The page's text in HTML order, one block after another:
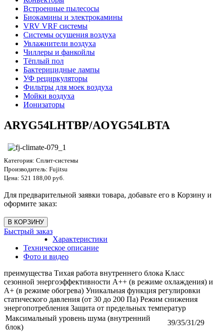
Встроенные пылесосы
Биокамины и электрокамины
VRV VRF системы
Системы осушения воздуха
Увлажнители воздуха
Чиллеры и фанкойлы
Тёплый пол
Бактерицидные лампы
УФ рециркуляторы
Фильтры для моек воздуха
Мойки воздуха
Ионизаторы
ARYG54LHTBP/AOYG54LBTA
Категория: Сплит-системы
Производитель: Fujitsu
Цена: 521 188,00 руб.
Для предварительной заявки товара, добавьте его в Корзину и
оформите заказ:
Быстрый заказ
Характеристики
Техническое описание
Фото и видео
преимущества Тихая работа внутреннего блока Класс
сезонной энергоэффективности А++ (в режиме охлаждения) и
А+ (в режиме обогрева) Уникальная функция регулировки
статического давления (от 30 до 200 Па) Режим снижения
энергопотребления Защита от предельных температур
Максимальный уровень шума (внутренний
блок)
39/35/31/29